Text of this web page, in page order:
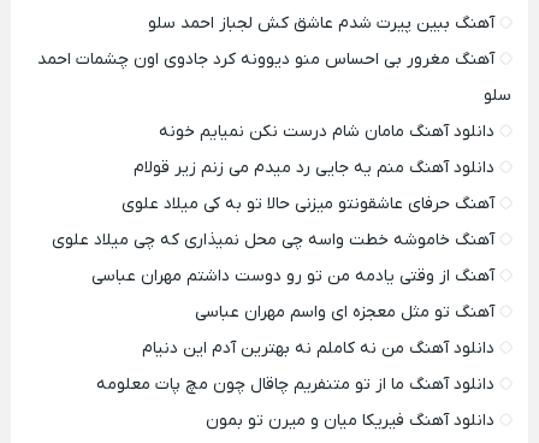
آهنگ ببین پیرت شدم عاشق کش لجباز احمد سلو
آهنگ مغرور بی احساس منو دیوونه کرد جادوی اون چشمات احمد
سلو
دانلود آهنگ مامان شام درست نکن نمیایم خونه
دانلود آهنگ منم یه جایی رد میدم می زنم زیر قولام
آهنگ حرفای عاشقونتو میزنی حالا تو به کی میلاد علوی
آهنگ خاموشه خطت واسه چی محل نمیذاری که چی میلاد علوی
آهنگ از وقتی یادمه من تو رو دوست داشتم مهران عباسی
آهنگ تو مثل معجزه ای واسم مهران عباسی
دانلود آهنگ من نه کاملم نه بهترین آدم این دنیام
دانلود آهنگ ما از تو متنفریم چاقال چون مچ پات معلومه
دانلود آهنگ فیریکا میان و میرن تو بمون